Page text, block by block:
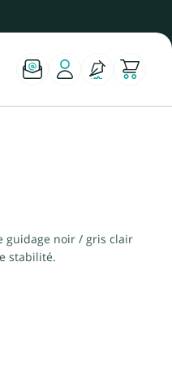
guidage noir / gris clair
stabilité.